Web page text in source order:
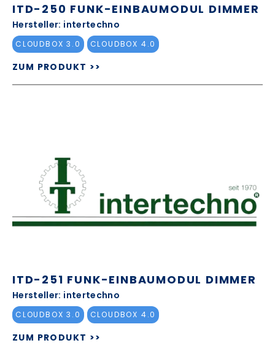
ITD-250 FUNK-EINBAUMODUL DIMMER
Hersteller: intertechno
CLOUDBOX 3.0 CLOUDBOX 4.0
ZUM PRODUKT >>
ITD-251 FUNK-EINBAUMODUL DIMMER
Hersteller: intertechno
CLOUDBOX 3.0 CLOUDBOX 4.0
ZUM PRODUKT >>